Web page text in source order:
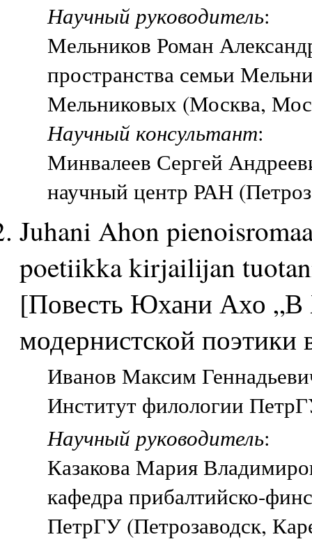
Научный руководитель:
Мельников Роман
пространства семьи
Мельниковых (Москва,
Научный консультант:
Минвалеев Сергей
научный центр РАН
Juhani Ahon
poetiikka kirjailijan
[Повесть Юхани Ахо „В
модернистской поэтики
Иванов Максим
Институт филологии
Научный руководитель:
Казакова Мария
кафедра прибалтийско-
ПетрГУ (Петрозаводск,